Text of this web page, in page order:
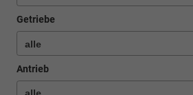
Getriebe
Antrieb